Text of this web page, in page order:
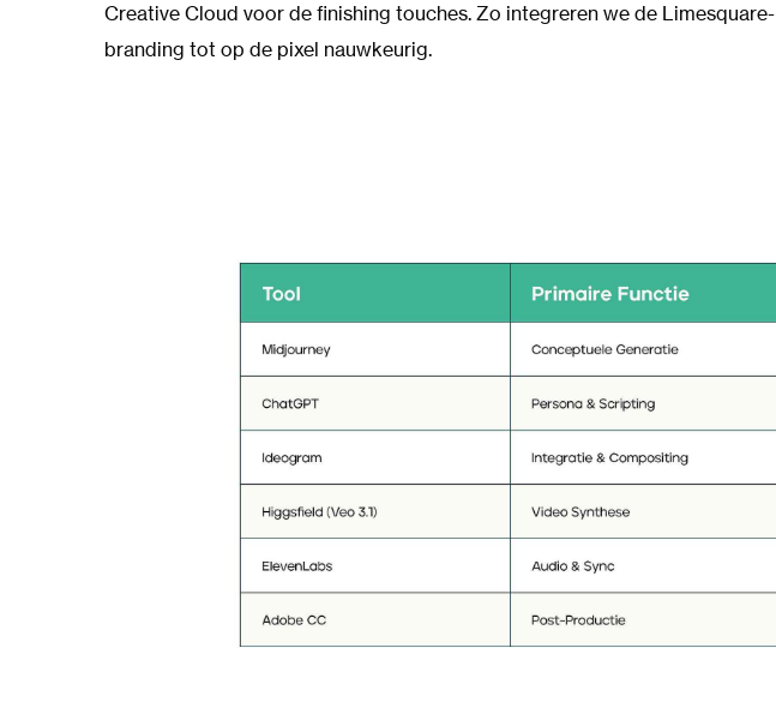
Creative Cloud voor de finishing touches. Zo integreren we de Limesquare-
branding tot op de pixel nauwkeurig.